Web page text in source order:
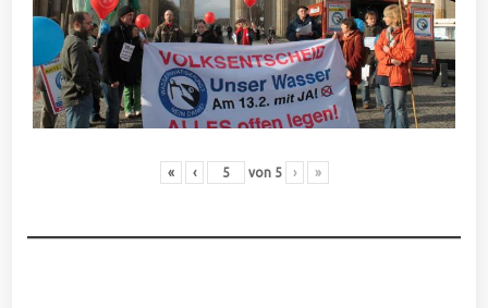
« ‹ von 5 › »